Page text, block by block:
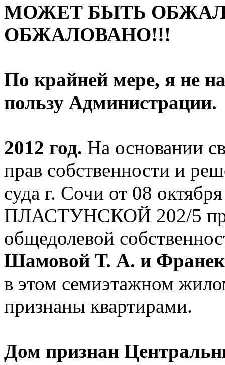
МОЖЕТ БЫТЬ
ОБЖАЛОВАНО!!!
По крайней мере, я не
пользу Администрации.
2012 год. На основании
прав собственности и
суда г. Сочи от 08
ПЛАСТУНСКОЙ 202/5
общедолевой
Шамовой Т. А. и
в этом семиэтажном
признаны квартирами.
Дом признан